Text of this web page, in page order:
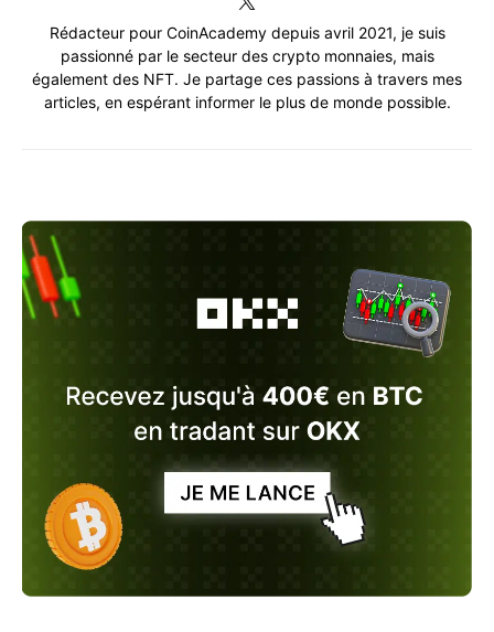
Rédacteur pour CoinAcademy depuis avril 2021, je suis
passionné par le secteur des crypto monnaies, mais
également des NFT. Je partage ces passions à travers mes
articles, en espérant informer le plus de monde possible.